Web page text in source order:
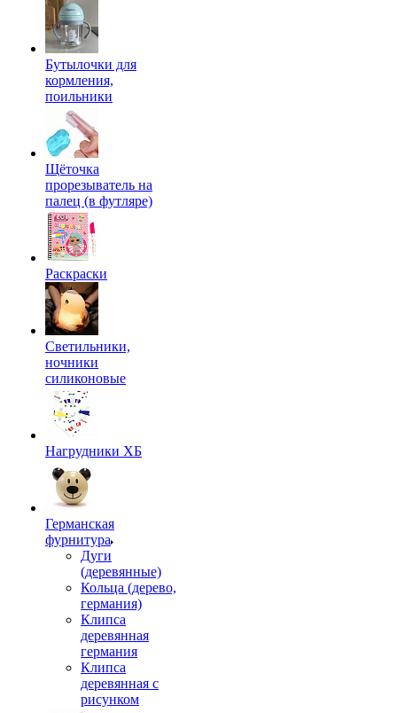
Бутылочки для
кормления,
поильники
Щёточка
прорезыватель на
палец (в футляре)
Раскраски
Светильники,
ночники
силиконовые
Нагрудники ХБ
Германская
фурнитура
Дуги
(деревянные)
Кольца (дерево,
германия)
Клипса
деревянная
германия
Клипса
деревянная с
рисунком